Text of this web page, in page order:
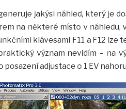
jakýsi náhled, který je
na některé místo v
klávesami F11 a F12
význam nevidím – na
posazení adjustace o 1 EV